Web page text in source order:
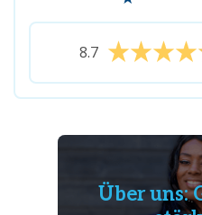
8.7
Über uns: